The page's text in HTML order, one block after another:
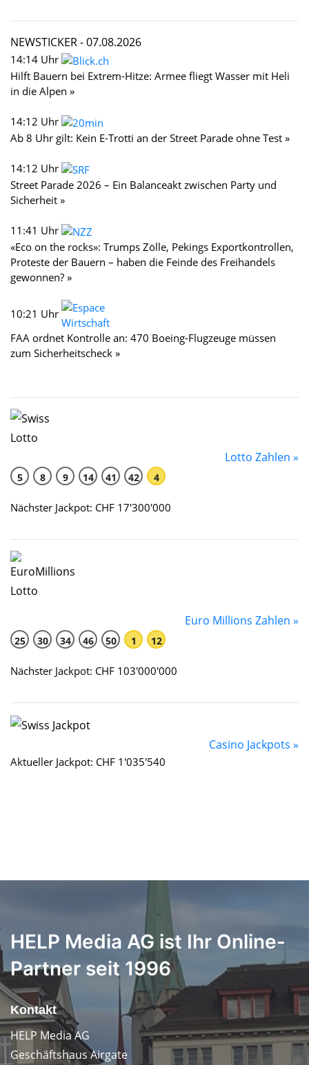
NEWSTICKER -07.08.2026
14:14 Uhr
Hilft Bauern bei Extrem-Hitze: Armee fliegt Wasser mit Heli
in die Alpen »
14:12 Uhr
Ab 8 Uhr gilt: Kein E-Trotti an der Street Parade ohne Test »
14:12 Uhr
Street Parade 2026 – Ein Balanceakt zwischen Party und
Sicherheit »
11:41 Uhr
«Eco on the rocks»: Trumps Zölle, Pekings Exportkontrollen,
Proteste der Bauern – haben die Feinde des Freihandels
gewonnen? »
10:21 Uhr
FAA ordnet Kontrolle an: 470 Boeing-Flugzeuge müssen
zum Sicherheitscheck »
Lotto Zahlen »
5 8 9 14 41 42 4
Nächster Jackpot: CHF 17'300'000
Euro Millions Zahlen »
25 30 34 46 50 1 12
Nächster Jackpot: CHF 103'000'000
Casino Jackpots »
Aktueller Jackpot: CHF 1'035'540
HELP Media AG ist Ihr Online-
Partner seit 1996
Kontakt
HELP Media AG
Geschäftshaus Airgate